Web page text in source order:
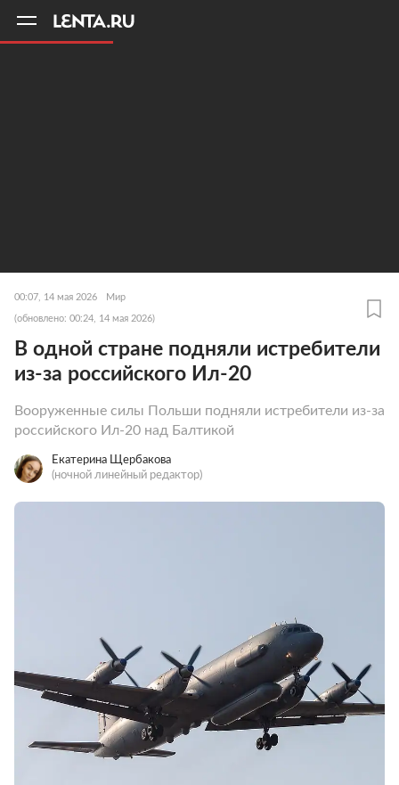
00:07, 14 мая 2026 Мир
(обновлено: 00:24, 14 мая 2026)
В одной стране подняли истребители
из-за российского Ил-20
Вооруженные силы Польши подняли истребители из-за
российского Ил-20 над Балтикой
Екатерина Щербакова
(ночной линейный редактор)